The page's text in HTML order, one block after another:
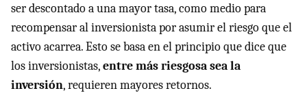
ser descontado a una mayor tasa, como medio para
recompensar al inversionista por asumir el riesgo que el
activo acarrea. Esto se basa en el principio que dice que
los inversionistas,entre más riesgosa sea la
inversión, requieren mayores retornos.